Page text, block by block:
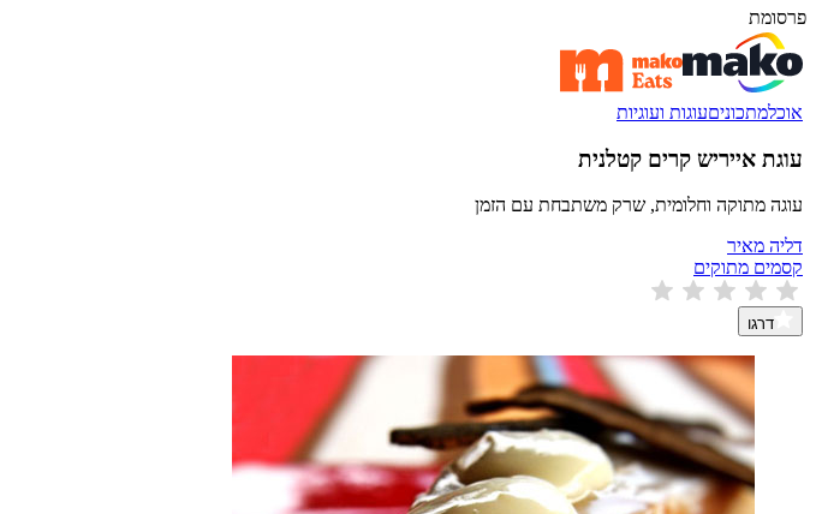
פרסומת
אוכלמתכוניםעוגות ועוגיות
עוגת אייריש קרים קטלנית
עוגה מתוקה וחלומית, שרק משתבחת עם הזמן
דליה מאיר
קסמים מתוקים
דרגו